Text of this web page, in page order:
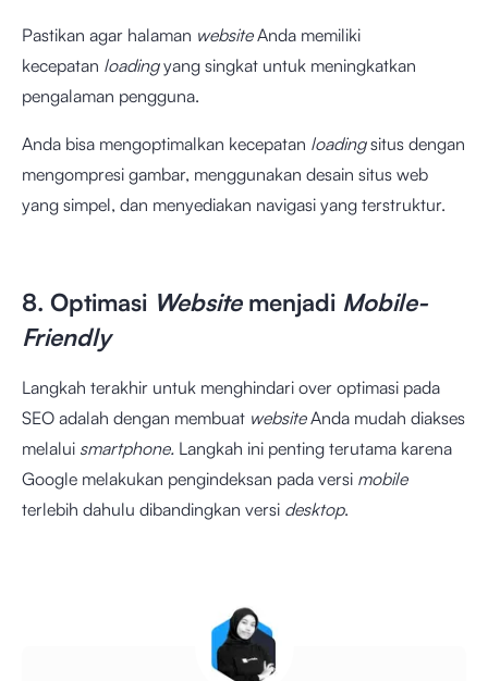
Pastikan agar halaman websiteAnda memiliki
kecepatan loadingyang singkat untuk meningkatkan
pengalaman pengguna.
Anda bisa mengoptimalkan kecepatan loadingsitus dengan
mengompresi gambar, menggunakan desain situs web
yang simpel, dan menyediakan navigasi yang terstruktur.
8. Optimasi Website menjadi Mobile-
Friendly
Langkah terakhir untuk menghindari over optimasi pada
SEO adalah dengan membuat websiteAnda mudah diakses
melalui smartphone. Langkah ini penting terutama karena
Google melakukan pengindeksan pada versi mobile
terlebih dahulu dibandingkan versi desktop.